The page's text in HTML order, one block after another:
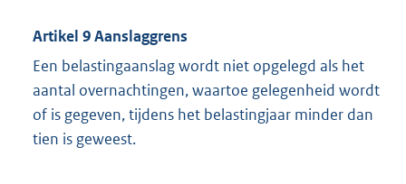
Artikel 9 Aanslaggrens
Een belastingaanslag wordt niet opgelegd als het
aantal overnachtingen, waartoe gelegenheid wordt
of is gegeven, tijdens het belastingjaar minder dan
tien is geweest.